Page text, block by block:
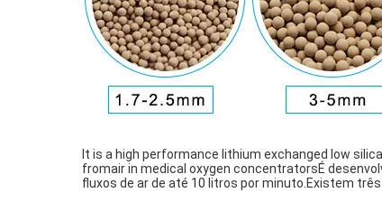
It is a high performance lithium exchanged low
fromair in medical oxygen concentratorsÉ
fluxos de ar de até 10 litros por minuto.Existem